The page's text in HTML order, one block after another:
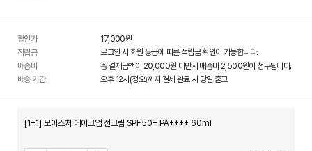
할인가 17,000원
적립금
로그인 시 회원 등급에 따른 적립금 확인이 가능합니다.
배송비
총 결제금액이 20,000원 미만시 배송비 2,500원이 청구됩니다.
배송 기간
오후 12시(정오)까지 결제 완료 시 당일 출고
[1+1] 모이스처 메이크업 선크림 SPF50+ PA++++ 60ml